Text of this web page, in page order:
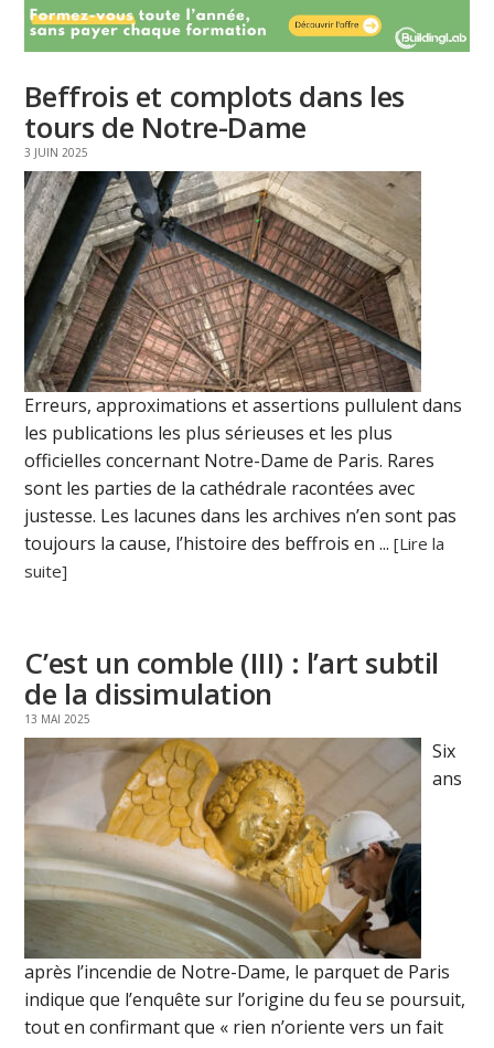
Beffrois et complots dans les
tours de Notre-Dame
3 JUIN 2025
Erreurs, approximations et assertions pullulent dans
les publications les plus sérieuses et les plus
officielles concernant Notre-Dame de Paris. Rares
sont les parties de la cathédrale racontées avec
justesse. Les lacunes dans les archives n’en sont pas
toujours la cause, l’histoire des beffrois en ...[Lire la
suite]
C’est un comble (III) : l’art subtil
de la dissimulation
13 MAI 2025
Six
ans
après l’incendie de Notre-Dame, le parquet de Paris
indique que l’enquête sur l’origine du feu se poursuit,
tout en confirmant que « rien n’oriente vers un fait